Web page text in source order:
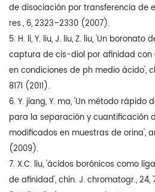
de disociación por transferencia de
res., 6, 2323–2330 (2007).
5. H. li, Y. liu, J. liu, Z. liu, 'Un
captura de cis-diol por afinidad con
en condiciones de ph medio ácido',
8171 (2011).
6. Y. jiang, Y. ma, 'Un método rápido
para la separación y cuantificación
modificados en muestras de orina',
(2009).
7. X.C. liu, 'ácidos borónicos como
de afinidad', chin. J. chromatogr., 24,